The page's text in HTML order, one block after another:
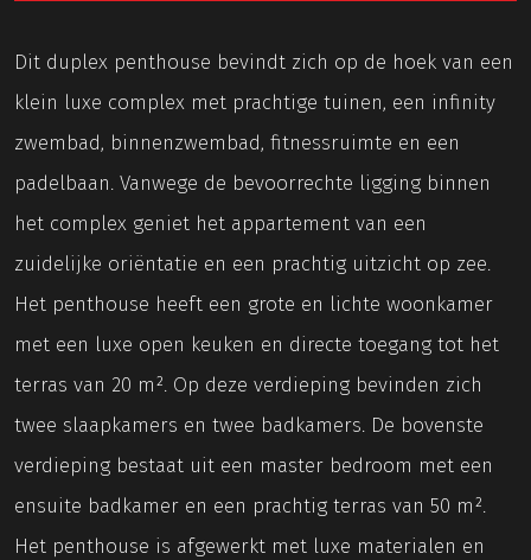
Dit duplex penthouse bevindt zich op de hoek van een
klein luxe complex met prachtige tuinen, een infinity
zwembad, binnenzwembad, fitnessruimte en een
padelbaan. Vanwege de bevoorrechte ligging binnen
het complex geniet het appartement van een
zuidelijke oriëntatie en een prachtig uitzicht op zee.
Het penthouse heeft een grote en lichte woonkamer
met een luxe open keuken en directe toegang tot het
terras van 20 m². Op deze verdieping bevinden zich
twee slaapkamers en twee badkamers. De bovenste
verdieping bestaat uit een master bedroom met een
ensuite badkamer en een prachtig terras van 50 m².
Het penthouse is afgewerkt met luxe materialen en